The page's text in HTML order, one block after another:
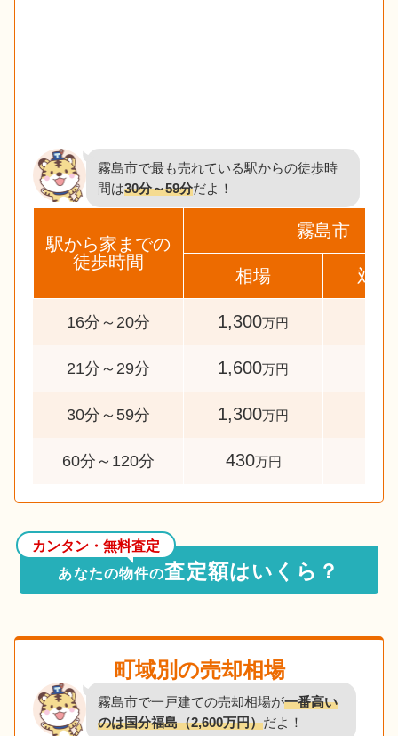
霧島市で最も売れている駅からの徒歩時
間は30分～59分だよ！
駅から家までの
徒歩時間
霧島市
相場 対象
16分～20分 1,300万円
21分～29分 1,600万円
30分～59分 1,300万円
60分～120分 430万円
カンタン・無料査定
あなたの物件の査定額はいくら？
町域別の売却相場
霧島市で一戸建ての売却相場が一番高い
のは国分福島（2,600万円）だよ！